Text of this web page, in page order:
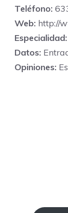
Teléfono:
Web: http://
Especialidad:
Datos:
Opiniones: